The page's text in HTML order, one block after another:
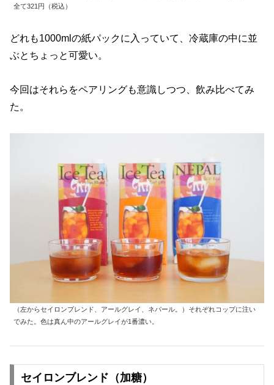
全て321円（税込）
どれも1000mlの紙パックに入っていて、冷蔵庫の中に並
ぶとちょっと可愛い。
今回はそれらをペアリングも意識しつつ、飲み比べてみ
た。
（左からセイロンブレンド、アールグレイ、ネパール。）それぞれコップに注い
でみた。色は真ん中のアールグレイが1番濃い。
セイロンブレンド（加糖）